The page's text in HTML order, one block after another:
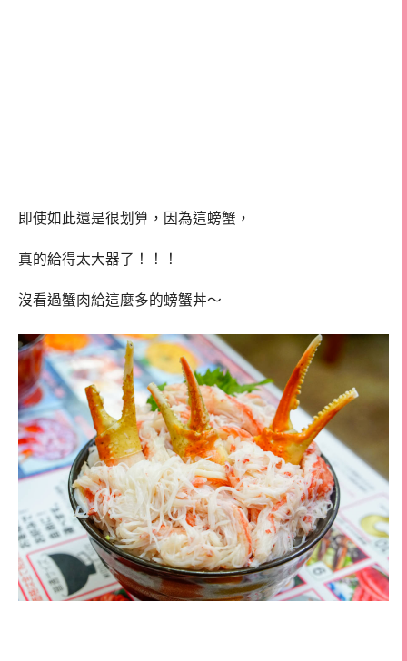
即使如此還是很划算，因為這螃蟹，
真的給得太大器了！！！
沒看過蟹肉給這麼多的螃蟹丼～